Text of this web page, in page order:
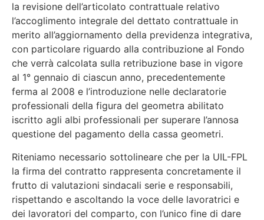
la revisione dell’articolato contrattuale relativo
l’accoglimento integrale del dettato contrattuale in
merito all’aggiornamento della previdenza integrativa,
con particolare riguardo alla contribuzione al Fondo
che verrà calcolata sulla retribuzione base in vigore
al 1° gennaio di ciascun anno, precedentemente
ferma al 2008 e l’introduzione nelle declaratorie
professionali della figura del geometra abilitato
iscritto agli albi professionali per superare l’annosa
questione del pagamento della cassa geometri.
Riteniamo necessario sottolineare che per la UIL-FPL
la firma del contratto rappresenta concretamente il
frutto di valutazioni sindacali serie e responsabili,
rispettando e ascoltando la voce delle lavoratrici e
dei lavoratori del comparto, con l’unico fine di dare